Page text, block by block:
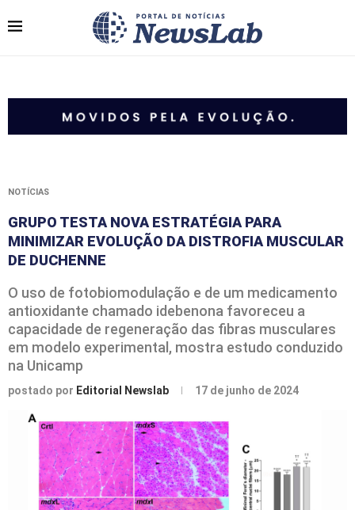
NOTÍCIAS
GRUPO TESTA NOVA ESTRATÉGIA PARA
MINIMIZAR EVOLUÇÃO DA DISTROFIA MUSCULAR
DE DUCHENNE
O uso de fotobiomodulação e de um medicamento
antioxidante chamado idebenona favoreceu a
capacidade de regeneração das fibras musculares
em modelo experimental, mostra estudo conduzido
na Unicamp
postado por Editorial Newslab 17 de junho de 2024